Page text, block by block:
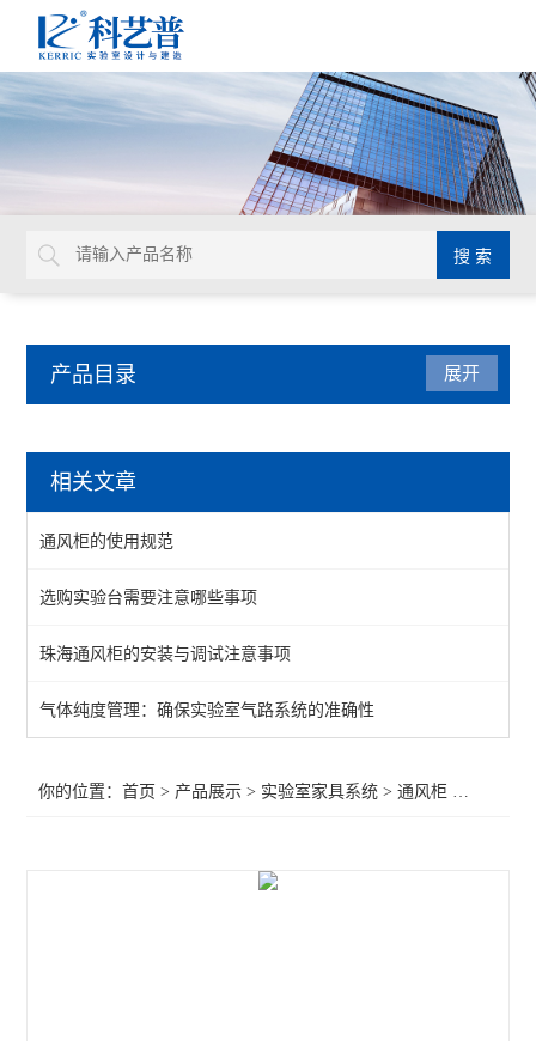
产品目录
实验台
通风柜
实验室高柜
查看全部 >>
展开
相关文章
通风柜的使用规范
选购实验台需要注意哪些事项
珠海通风柜的安装与调试注意事项
气体纯度管理：确保实验室气路系统的准确性
你的位置：首页 > 产品展示 > 实验室家具系统 >通风柜